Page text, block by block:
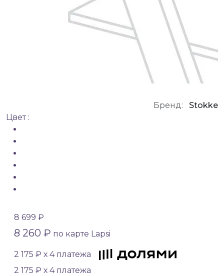
Бренд:
Stokke
Цвет :
8 699 ₽
8 260 ₽ по карте Lapsi
2 175 ₽ х 4 платежа
2 175 ₽ х 4 платежа